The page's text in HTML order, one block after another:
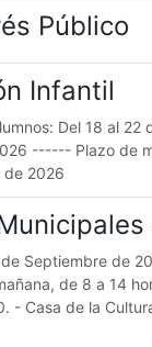
Público
Infantil
Del 18 al
------ Plazo de
de 2026
Septiembre de
de 8 a 14
- Casa de la